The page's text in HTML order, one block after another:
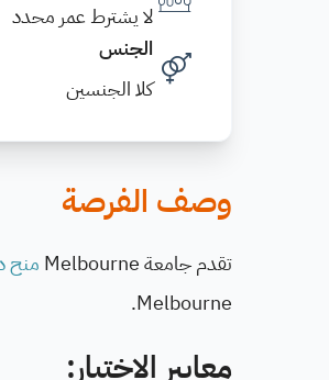
لا يشترط عمر محدد
الجنس
كلا الجنسين
وصف الفرصة
تقدم جامعة Melbourne منح
Melbourne.
معايير الاختيار: